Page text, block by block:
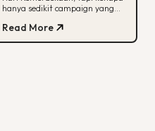
hanya sedikit campaign yang
untuk bikin campaign yang
bermakna.
Read More